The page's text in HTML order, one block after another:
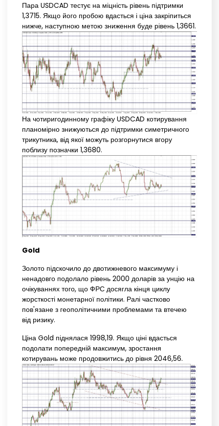
Пара USDCAD тестує на міцність рівень підтримки
1,3715. Якщо його пробою вдасться і ціна закріпиться
нижче, наступною метою зниження буде рівень 1,3661.
На чотиригодинному графіку USDCAD котирування
планомірно знижуються до підтримки симетричного
трикутника, від якої можуть розгорнутися вгору
поблизу позначки 1,3680.
Gold
Золото підскочило до двотижневого максимуму і
ненадовго подолало рівень 2000 доларів за унцію на
очікуваннях того, що ФРС досягла кінця циклу
жорсткості монетарної політики. Ралі частково
пов'язане з геополітичними проблемами та втечею
від ризику.
Ціна Gold піднялася 1998,19. Якщо ціні вдасться
подолати попередній максимум, зростання
котирувань може продовжитись до рівня 2046,56.